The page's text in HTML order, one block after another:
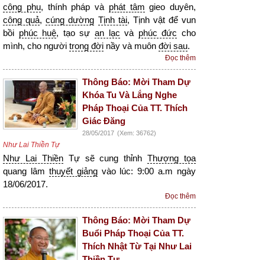
công phu, thính pháp và phát tâm gieo duyên,
công quả,cúng dường Tịnh tài, Tịnh vật để vun
bồi phúc huệ, tạo sựan lạc và phúc đức cho
mình, cho người trong đời nầy và muôn đời sau.
Đọc thêm
Thông Báo: Mời Tham Dự
Khóa Tu Và Lắng Nghe
Pháp Thoại Của TT. Thích
Giác Đăng
28/05/2017 (Xem: 36762)
Như Lai Thiền Tự
Như Lai ThiềnTự sẽ cung thỉnhThượng tọa
quang lâm thuyết giảngvào lúc: 9:00 a.m ngày
18/06/2017.
Đọc thêm
Thông Báo: Mời Tham Dự
Buổi Pháp Thoại Của TT.
Thích Nhật Từ Tại Như Lai